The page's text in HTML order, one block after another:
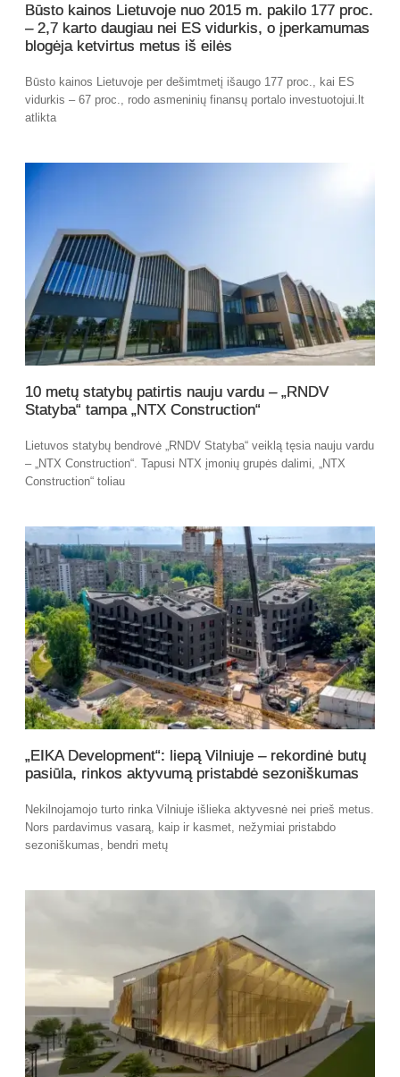
Būsto kainos Lietuvoje nuo 2015 m. pakilo 177 proc.
– 2,7 karto daugiau nei ES vidurkis, o įperkamumas
blogėja ketvirtus metus iš eilės
Būsto kainos Lietuvoje per dešimtmetį išaugo 177 proc., kai ES
vidurkis – 67 proc., rodo asmeninių finansų portalo investuotojui.lt
atlikta
10 metų statybų patirtis nauju vardu – „RNDV
Statyba“ tampa „NTX Construction“
Lietuvos statybų bendrovė „RNDV Statyba“ veiklą tęsia nauju vardu
– „NTX Construction“. Tapusi NTX įmonių grupės dalimi, „NTX
Construction“ toliau
„EIKA Development“: liepą Vilniuje – rekordinė butų
pasiūla, rinkos aktyvumą pristabdė sezoniškumas
Nekilnojamojo turto rinka Vilniuje išlieka aktyvesnė nei prieš metus.
Nors pardavimus vasarą, kaip ir kasmet, nežymiai pristabdo
sezoniškumas, bendri metų